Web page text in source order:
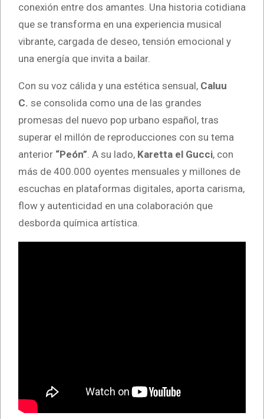
conexión entre dos amantes. Una historia cotidiana
que se transforma en una experiencia musical
vibrante, cargada de deseo, tensión emocional y
una energía que invita a bailar.
Con su voz cálida y una estética sensual, Caluu
C. se consolida como una de las grandes
promesas del nuevo pop urbano español, tras
superar el millón de reproducciones con su tema
anterior “Peón” . A su lado, Karetta el Gucci, con
más de 400.000 oyentes mensuales y millones de
escuchas en plataformas digitales, aporta carisma,
flow y autenticidad en una colaboración que
desborda química artística.